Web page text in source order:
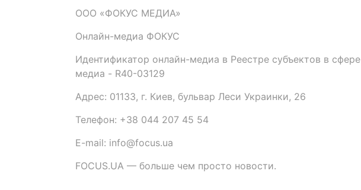
ООО «ФОКУС МЕДИА»
Онлайн-медиа ФОКУС
Идентификатор онлайн-медиа в Реестре субъектов в сфере
медиа - R40-03129
Адрес: 01133, г. Киев, бульвар Леси Украинки, 26
Телефон: +38 044 207 45 54
E-mail: info@focus.ua
FOCUS.UA — больше чем просто новости.